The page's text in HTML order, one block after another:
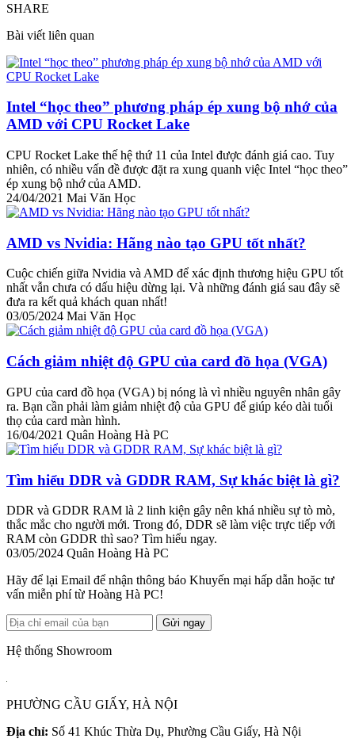
SHARE
Bài viết liên quan
Intel “học theo” phương pháp ép xung bộ nhớ của
AMD với CPU Rocket Lake
CPU Rocket Lake thế hệ thứ 11 của Intel được đánh giá cao. Tuy
nhiên, có nhiều vấn đề được đặt ra xung quanh việc Intel “học theo”
ép xung bộ nhớ của AMD.
24/04/2021 Mai Văn Học
AMD vs Nvidia: Hãng nào tạo GPU tốt nhất?
Cuộc chiến giữa Nvidia và AMD để xác định thương hiệu GPU tốt
nhất vẫn chưa có dấu hiệu dừng lại. Và những đánh giá sau đây sẽ
đưa ra kết quả khách quan nhất!
03/05/2024 Mai Văn Học
Cách giảm nhiệt độ GPU của card đồ họa (VGA)
GPU của card đồ họa (VGA) bị nóng là vì nhiều nguyên nhân gây
ra. Bạn cần phải làm giảm nhiệt độ của GPU để giúp kéo dài tuổi
thọ của card màn hình.
16/04/2021 Quân Hoàng Hà PC
Tìm hiểu DDR và GDDR RAM, Sự khác biệt là gì?
DDR và GDDR RAM là 2 linh kiện gây nên khá nhiều sự tò mò,
thắc mắc cho người mới. Trong đó, DDR sẽ làm việc trực tiếp với
RAM còn GDDR thì sao? Tìm hiểu ngay.
03/05/2024 Quân Hoàng Hà PC
Hãy để lại Email để nhận thông báo Khuyến mại hấp dẫn hoặc tư
vấn miễn phí từ Hoàng Hà PC!
Gửi ngay
Hệ thống Showroom
PHƯỜNG CẦU GIẤY, HÀ NỘI
Địa chỉ: Số 41 Khúc Thừa Dụ, Phường Cầu Giấy, Hà Nội